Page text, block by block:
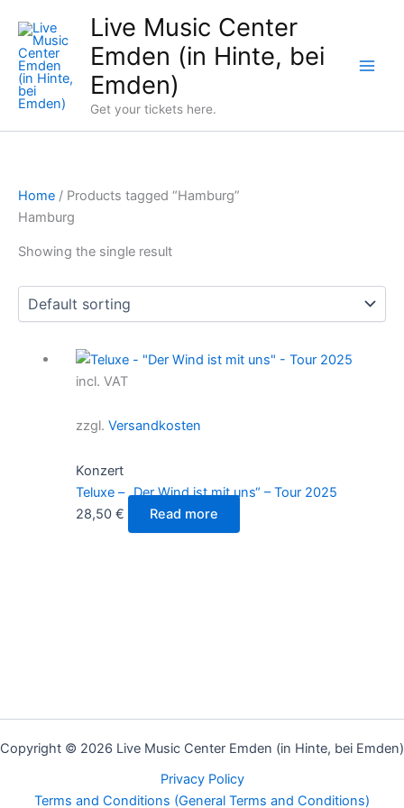
content
Live Music Center
Emden (in Hinte, bei
Emden)
Get your tickets here.
Home / Products tagged “Hamburg”
Hamburg
Showing the single result
incl. VAT
zzgl. Versandkosten
Konzert
Teluxe – „Der Wind ist mit uns“ – Tour 2025
28,50 € Read more
Copyright © 2026 Live Music Center Emden (in Hinte, bei Emden)
Privacy Policy
Terms and Conditions (General Terms and Conditions)